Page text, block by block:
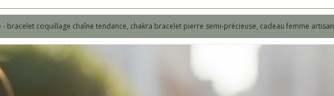
bracelet coquillage chaîne tendance, chakra bracelet pierre semi-précieuse, cadeau femme artisan